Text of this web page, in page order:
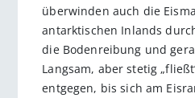
überwinden auch die
antarktischen Inlands
die Bodenreibung und
Langsam, aber stetig
entgegen, bis sich am